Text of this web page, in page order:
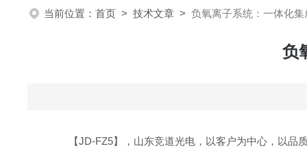
当前位置： 首页 > 技术文章 > 负氧离子系统：一体化
负
【JD-FZ5】，山东竞道光电，以客户为中心，以品